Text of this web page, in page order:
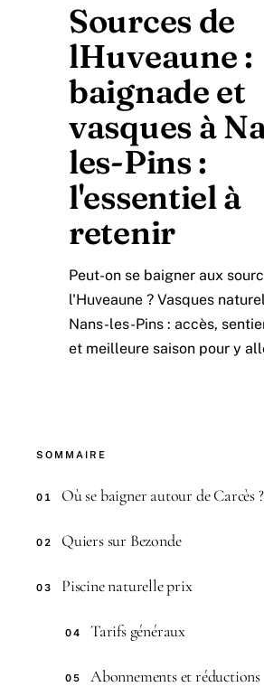
Sources de
lHuveaune :
baignade et
vasques à
les-Pins :
l'essentiel à
retenir
Peut-on se baigner aux
l'Huveaune ? Vasques
Nans-les-Pins : accès,
et meilleure saison pour y
SOMMAIRE
01 Où se baigner autour de Carcès ?
02 Quiers sur Bezonde
03 Piscine naturelle prix
04 Tarifs généraux
05 Abonnements et réductions